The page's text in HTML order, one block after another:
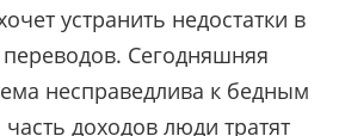
устранить недостатки в
Сегодняшняя
несправедлива к бедным
доходов люди тратят